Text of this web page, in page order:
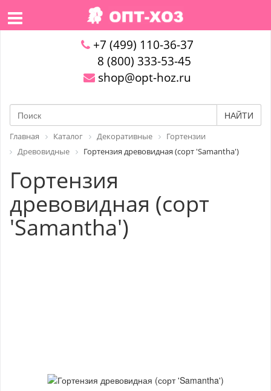
+7 (499) 110-36-37
8 (800) 333-53-45
shop@opt-hoz.ru
НАЙТИ
Главная Каталог Декоративные
Гортензии
Древовидные
Гортензия древовидная (сорт 'Samantha')
Гортензия
древовидная (сорт
'Samantha')